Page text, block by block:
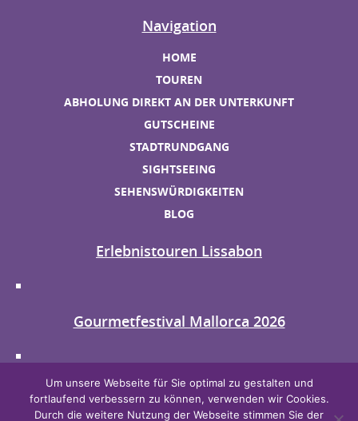
Navigation
HOME
TOUREN
ABHOLUNG DIREKT AN DER UNTERKUNFT
GUTSCHEINE
STADTRUNDGANG
SIGHTSEEING
SEHENSWÜRDIGKEITEN
BLOG
Erlebnistouren Lissabon
Gourmetfestival Mallorca 2026
AGB
DATENSCHUTZ
Um unsere Webseite für Sie optimal zu gestalten und
fortlaufend verbessern zu können, verwenden wir Cookies.
Durch die weitere Nutzung der Webseite stimmen Sie der